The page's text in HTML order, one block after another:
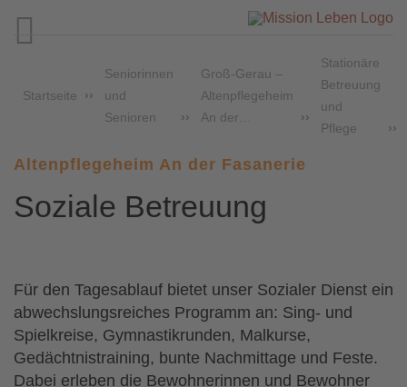

Startseite
Seniorinnen
und
Senioren
Groß-Gerau –
Altenpflegeheim
An der…
Stationäre
Betreuung
und
Pflege
Altenpflegeheim An der Fasanerie
Soziale Betreuung
Für den Tagesablauf bietet unser Sozialer Dienst ein
abwechslungsreiches Programm an: Sing- und
Spielkreise, Gymnastikrunden, Malkurse,
Gedächtnistraining, bunte Nachmittage und Feste.
Dabei erleben die Bewohnerinnen und Bewohner